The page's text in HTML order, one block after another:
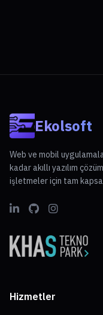
Ekolsoft
Web ve mobil
kadar akıllı yazılım
işletmeler için tam
Hizmetler